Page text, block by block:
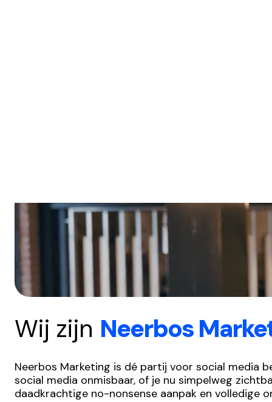
Wij zijn Neerbos
Neerbos Marketing is dé partij voor social media
social media onmisbaar, of je nu simpelweg
daadkrachtige no-nonsense aanpak en volledige